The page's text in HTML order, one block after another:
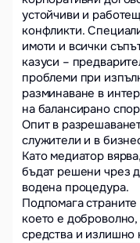
устойчиви и
конфликти.
имоти и всички
казуси –
проблеми при
разминаване в
на балансирано
Опит в
служители и в
Като медиатор
бъдат решени чрез
водена процедура.
Подпомага
което е
средства и